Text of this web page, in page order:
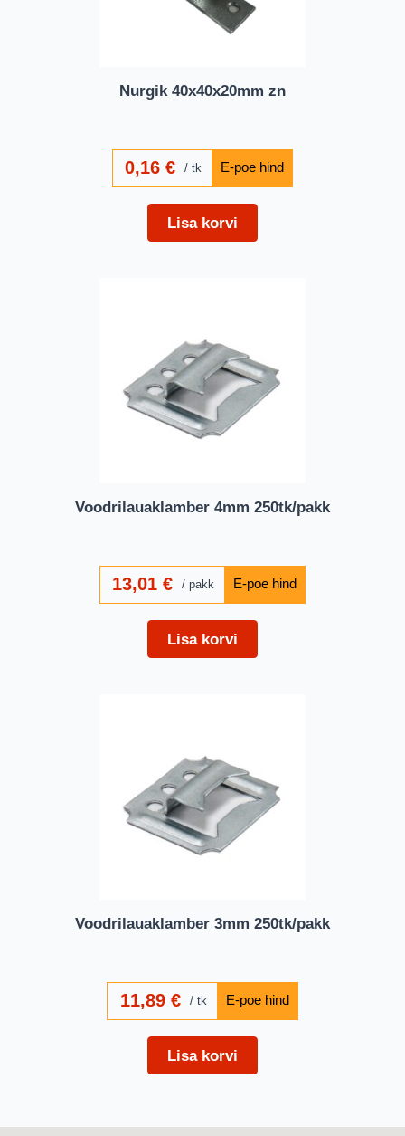
Nurgik 40x40x20mm zn
0,16€ tk
Lisa korvi
Voodrilauaklamber 4mm 250tk/pakk
13,01€ pakk
Lisa korvi
Voodrilauaklamber 3mm 250tk/pakk
11,89 € tk
Lisa korvi